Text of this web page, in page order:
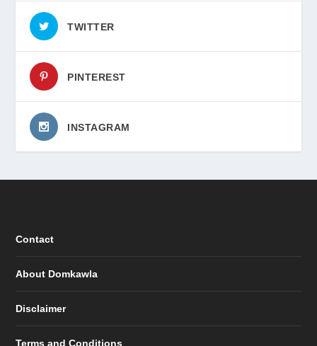
TWITTER
PINTEREST
INSTAGRAM
Contact
About Domkawla
Disclaimer
Terms and Conditions